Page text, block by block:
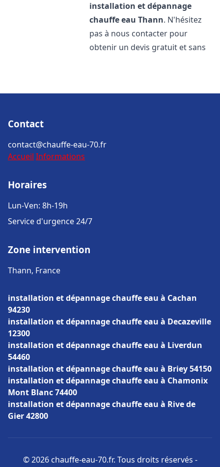
installation et dépannage
chauffe eau Thann. N'hésitez
pas à nous contacter pour
obtenir un devis gratuit et sans
Contact
contact@chauffe-eau-70.fr
Accueil Informations
Horaires
Lun-Ven: 8h-19h
Service d'urgence 24/7
Zone intervention
Thann, France
installation et dépannage chauffe eau à Cachan
94230
installation et dépannage chauffe eau à Decazeville
12300
installation et dépannage chauffe eau à Liverdun
54460
installation et dépannage chauffe eau à Briey 54150
installation et dépannage chauffe eau à Chamonix
Mont Blanc 74400
installation et dépannage chauffe eau à Rive de
Gier 42800
© 2026 chauffe-eau-70.fr. Tous droits réservés -